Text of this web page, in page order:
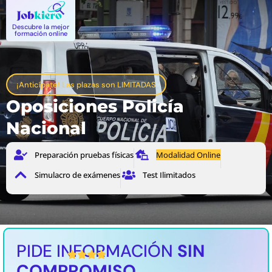
Descubre la mejor
formación online
¡Anticípate! Las plazas son LIMITADAS
Oposiciones Policía
Nacional
Preparación pruebas físicas
Modalidad Online
Simulacro de exámenes
Test Ilimitados
PIDE INFORMACIÓN SIN
4,5 / 5 Valoración media